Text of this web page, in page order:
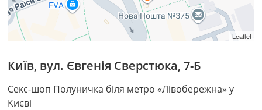
Київ, вул. Євгенія Сверстюка, 7-Б
Секс-шоп Полуничка біля метро «Лівобережна» у
Києві
Leaflet